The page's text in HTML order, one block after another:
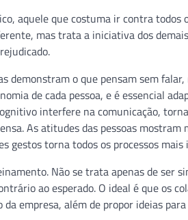
aquele que costuma ir contra
mas trata a iniciativa dos
demonstram o que pensam sem
de cada pessoa, e é essencial
interfere na comunicação,
As atitudes das pessoas mostram
gestos torna todos os processos
Não se trata apenas de ser
ao esperado. O ideal é que os
empresa, além de propor ideias